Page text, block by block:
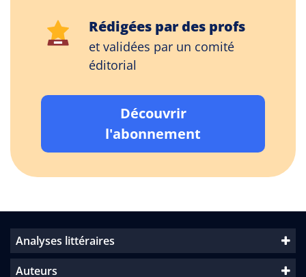
Rédigées par des profs
et validées par un comité
éditorial
Découvrir
l'abonnement
Analyses littéraires
Auteurs